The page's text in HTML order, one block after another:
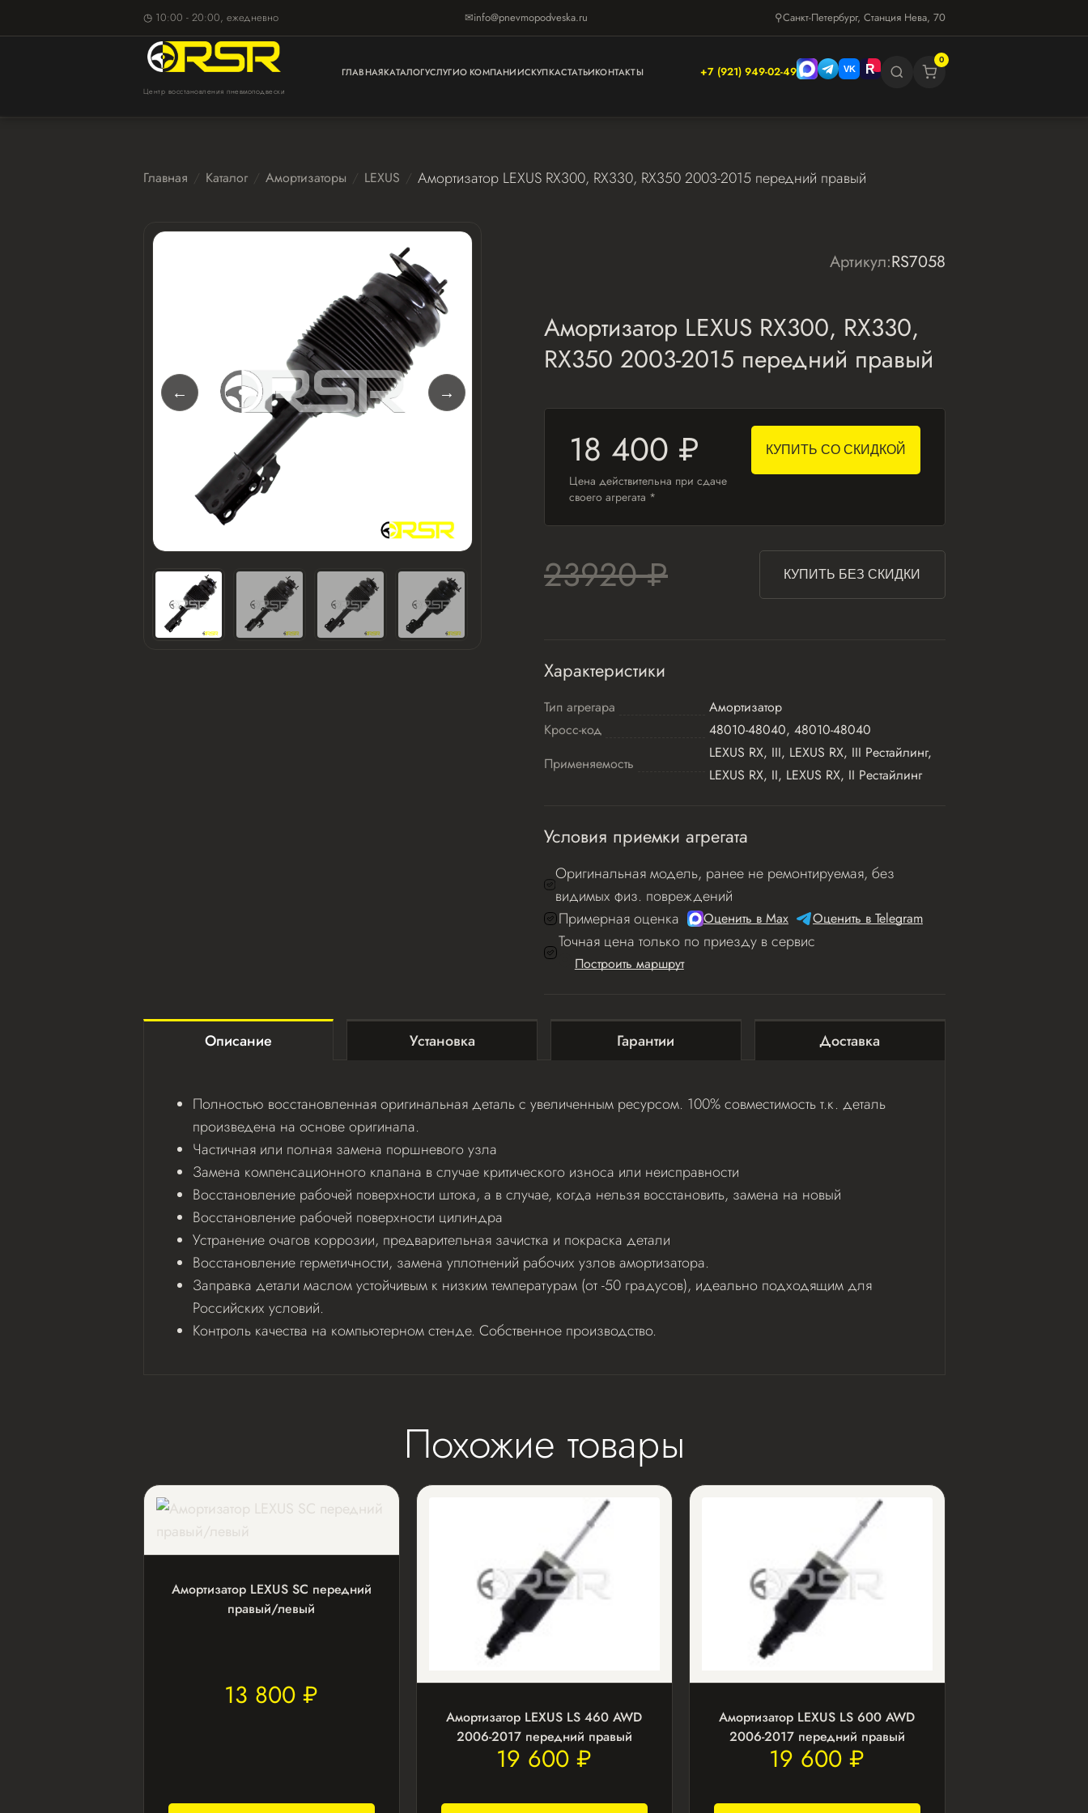
◷ 10:00 - 20:00, ежедневно ✉info@pnevmopodveska.ru ⚲Санкт-Петербург, Станция Нева, 70
Центр восстановления пневмоподвески
ГЛАВНАЯКАТАЛОГ О КОМПАНИИСКУПКАСТАТЬИКОНТАКТЫ
УСЛУГИ +7 (921) 949-02-49
0
Главная Каталог Амортизаторы LEXUS Амортизатор LEXUS RX300, RX330, RX350 2003-2015 передний правый
Артикул:RS7058
Амортизатор LEXUS RX300, RX330,
RX350 2003-2015 передний правый
18 400 ₽
Цена действительна при сдаче
своего агрегата *
КУПИТЬ СО СКИДКОЙ
23920 ₽ КУПИТЬ БЕЗ СКИДКИ
Характеристики
Тип агрегара
Амортизатор
Кросс-код
48010-48040, 48010-48040
Применяемость
LEXUS RX, III, LEXUS RX, III Рестайлинг,
LEXUS RX, II, LEXUS RX, II Рестайлинг
Условия приемки агрегата
Оригинальная модель, ранее не ремонтируемая, без
видимых физ. повреждений
Примерная оценка
Оценить в Мах Оценить в Telegram
Точная цена только по приезду в сервис
Построить маршрут
Описание Установка Гарантии Доставка
Полностью восстановленная оригинальная деталь с увеличенным ресурсом. 100% совместимость т.к. деталь
произведена на основе оригинала.
Частичная или полная замена поршневого узла
Замена компенсационного клапана в случае критического износа или неисправности
Восстановление рабочей поверхности штока, а в случае, когда нельзя восстановить, замена на новый
Восстановление рабочей поверхности цилиндра
Устранение очагов коррозии, предварительная зачистка и покраска детали
Восстановление герметичности, замена уплотнений рабочих узлов амортизатора.
Заправка детали маслом устойчивым к низким температурам (от -50 градусов), идеально подходящим для
Российских условий.
Контроль качества на компьютерном стенде. Собственное производство.
Похожие товары
Амортизатор LEXUS SC передний
правый/левый
13 800 ₽
Амортизатор LEXUS LS 460 AWD
2006-2017 передний правый
19 600 ₽
Амортизатор LEXUS LS 600 AWD
2006-2017 передний правый
19 600 ₽